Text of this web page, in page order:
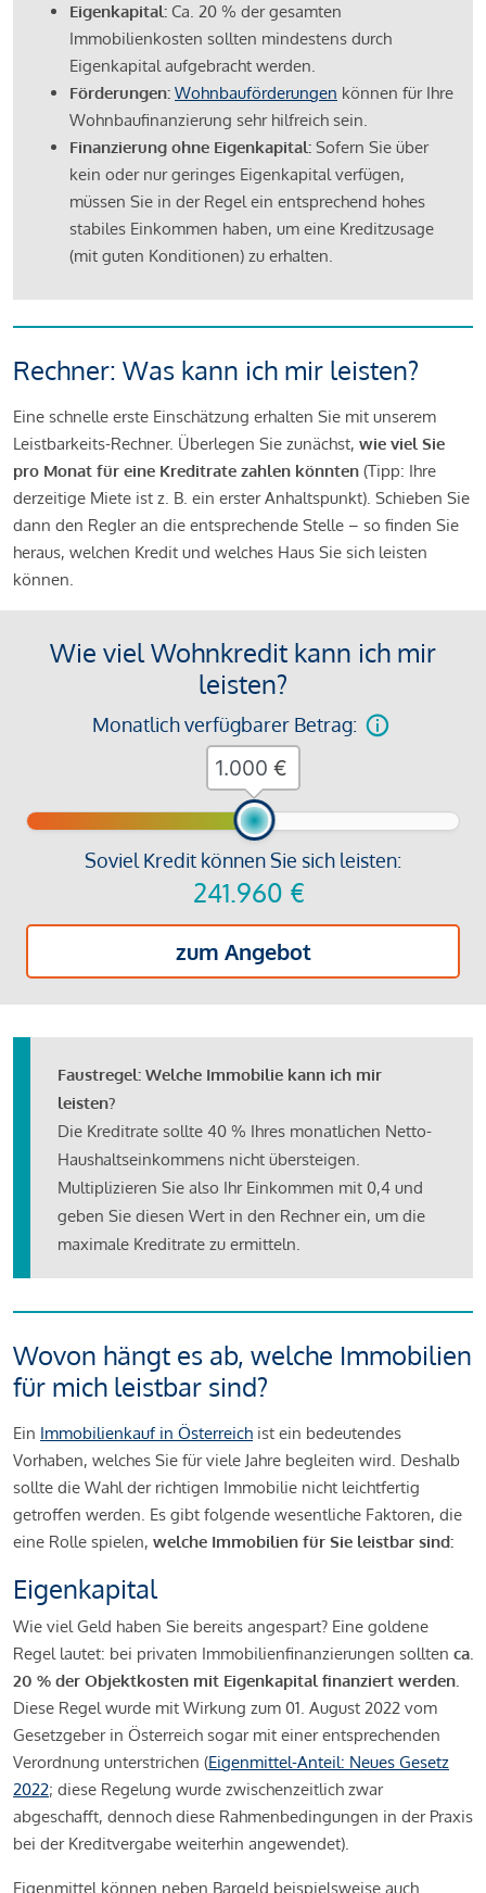
Eigenkapital: Ca. 20 % der gesamten
Immobilienkosten sollten mindestens durch
Eigenkapital aufgebracht werden.
Förderungen: Wohnbauförderungen können für Ihre
Wohnbaufinanzierung sehr hilfreich sein.
Finanzierung ohne Eigenkapital: Sofern Sie über
kein oder nur geringes Eigenkapital verfügen,
müssen Sie in der Regel ein entsprechend hohes
stabiles Einkommen haben, um eine Kreditzusage
(mit guten Konditionen) zu erhalten.
Rechner: Was kann ich mir leisten?
Eine schnelle erste Einschätzung erhalten Sie mit unserem
Leistbarkeits-Rechner. Überlegen Sie zunächst, wie viel Sie
pro Monat für eine Kreditrate zahlen könnten (Tipp: Ihre
derzeitige Miete ist z. B. ein erster Anhaltspunkt). Schieben Sie
dann den Regler an die entsprechende Stelle – so finden Sie
heraus, welchen Kredit und welches Haus Sie sich leisten
können.
Wie viel Wohnkredit kann ich mir
leisten?
Monatlich verfügbarer Betrag:
Soviel Kredit können Sie sich leisten:
241.960 €
zum Angebot
€
Faustregel: Welche Immobilie kann ich mir
leisten?
Die Kreditrate sollte 40 % Ihres monatlichen Netto-
Haushaltseinkommens nicht übersteigen.
Multiplizieren Sie also Ihr Einkommen mit 0,4 und
geben Sie diesen Wert in den Rechner ein, um die
maximale Kreditrate zu ermitteln.
Wovon hängt es ab, welche Immobilien
für mich leistbar sind?
Ein Immobilienkauf in Österreich ist ein bedeutendes
Vorhaben, welches Sie für viele Jahre begleiten wird. Deshalb
sollte die Wahl der richtigen Immobilie nicht leichtfertig
getroffen werden. Es gibt folgende wesentliche Faktoren, die
eine Rolle spielen, welche Immobilien für Sie leistbar sind:
Eigenkapital
Wie viel Geld haben Sie bereits angespart? Eine goldene
Regel lautet: bei privaten Immobilienfinanzierungen sollten ca.
20 % der Objektkosten mit Eigenkapital finanziert werden.
Diese Regel wurde mit Wirkung zum 01. August 2022 vom
Gesetzgeber in Österreich sogar mit einer entsprechenden
Verordnung unterstrichen (Eigenmittel-Anteil: Neues Gesetz
2022; diese Regelung wurde zwischenzeitlich zwar
abgeschafft, dennoch diese Rahmenbedingungen in der Praxis
bei der Kreditvergabe weiterhin angewendet).
Eigenmittel können neben Bargeld beispielsweise auch